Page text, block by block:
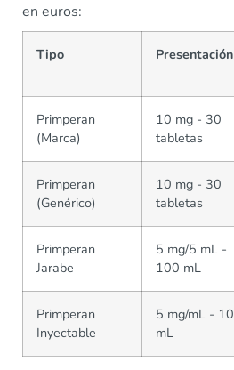
en euros:
Tipo Presentación
Primperan
(Marca)
10 mg - 30
tabletas
Primperan
(Genérico)
10 mg - 30
tabletas
Primperan
Jarabe
5 mg/5 mL -
100 mL
Primperan
Inyectable
5 mg/mL - 10
mL